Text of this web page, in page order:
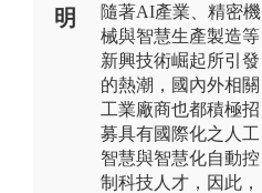
明
隨著AI產業、精密機
械與智慧生產製造等
新興技術崛起所引發
的熱潮，國內外相關
工業廠商也都積極招
募具有國際化之人工
智慧與智慧化自動控
制科技人才，因此，